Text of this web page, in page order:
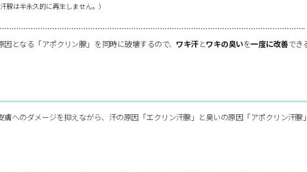
腺は半永久的に再生しません。）
となる「アポクリン腺」 を同時に破壊するので、 ワキ汗とワキの臭いを一度に改善でき
へのダメージを抑えながら、汗の原因「エクリン汗腺」と臭いの原因「アポクリン汗